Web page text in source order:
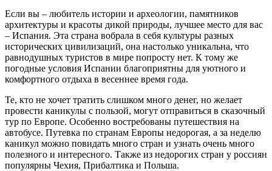
Если вы – любитель истории и археологии, памятников
архитектуры и красоты дикой природы, лучшее место для вас
– Испания. Эта страна вобрала в себя культуры разных
исторических цивилизаций, она настолько уникальна, что
равнодушных туристов в мире попросту нет. К тому же
погодные условия Испании благоприятны для уютного и
комфортного отдыха в весеннее время года.
Те, кто не хочет тратить слишком много денег, но желает
провести каникулы с пользой, могут отправиться в сказочный
тур по Европе. Особенно востребованы путешествия на
автобусе. Путевка по странам Европы недорогая, а за неделю
каникул можно повидать много стран и узнать очень много
полезного и интересного. Также из недорогих стран у россиян
популярны Чехия, Прибалтика и Польша.